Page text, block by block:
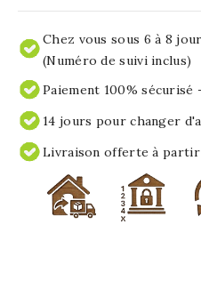
Chez vous sous 6 à 8
(Numéro de suivi inclus)
Paiement 100%
14 jours pour changer
Livraison offerte à partir